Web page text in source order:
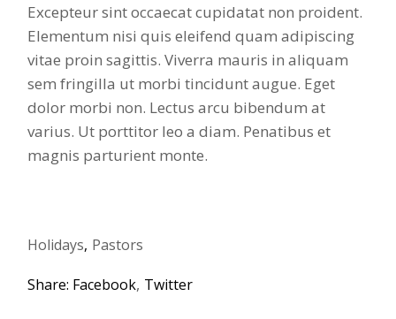
Excepteur sint occaecat cupidatat non proident.
Elementum nisi quis eleifend quam adipiscing
vitae proin sagittis. Viverra mauris in aliquam
sem fringilla ut morbi tincidunt augue. Eget
dolor morbi non. Lectus arcu bibendum at
varius. Ut porttitor leo a diam. Penatibus et
magnis parturient monte.
Holidays Pastors
Share: Facebook Twitter